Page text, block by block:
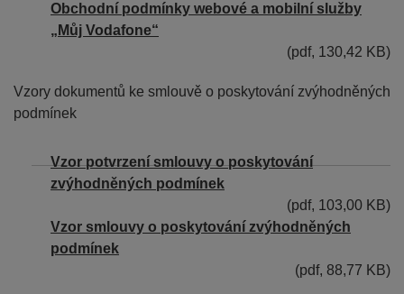
Obchodní podmínky webové a mobilní služby
„Můj Vodafone“
(pdf, 130,42 KB)
Vzory dokumentů ke smlouvě o poskytování zvýhodněných
podmínek
Vzor potvrzení smlouvy o poskytování
zvýhodněných podmínek
(pdf, 103,00 KB)
Vzor smlouvy o poskytování zvýhodněných
podmínek
(pdf, 88,77 KB)